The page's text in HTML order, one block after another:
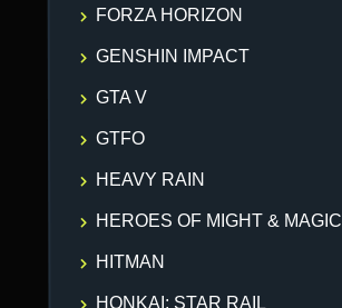
FORZA HORIZON
GENSHIN IMPACT
GTA V
GTFO
HEAVY RAIN
HEROES OF MIGHT & MAGIC
HITMAN
HONKAI: STAR RAIL